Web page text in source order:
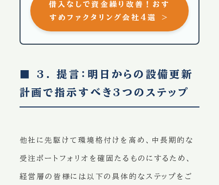
借入なしで資金繰り改善！おす
すめファクタリング会社4選 ＞
■ 3. 提言：明日からの設備更新
計画で指示すべき3つのステップ
他社に先駆けて環境格付けを高め、中長期的な
受注ポートフォリオを確固たるものにするため、
経営層の皆様には以下の具体的なステップをご